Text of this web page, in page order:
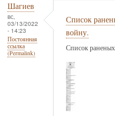
Шагиев
вс,
03/13/2022
- 14:23
Постоянная
ссылка
(Permalink)
Список
войну.
Список